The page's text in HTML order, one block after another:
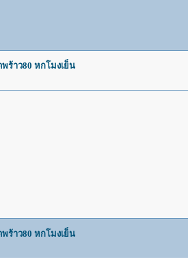
ร้าว80 หกโมงเย็น
ร้าว80 หกโมงเย็น